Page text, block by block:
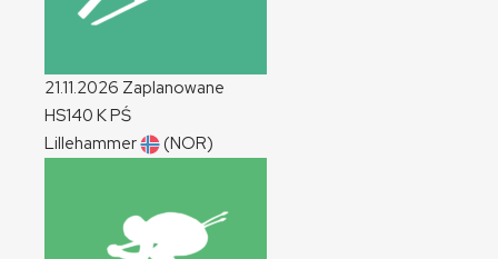
21.11.2026 Zaplanowane
HS140 KPŚ
Lillehammer
(NOR)